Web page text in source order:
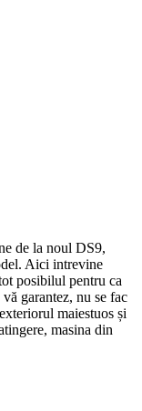
de la noul DS9,
Aici intrevine
posibilul pentru ca
garantez, nu se fac
maiestuos și
masina din